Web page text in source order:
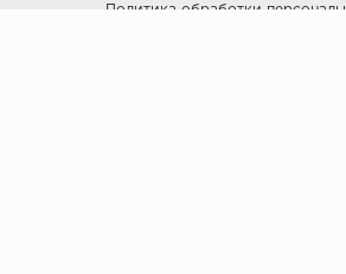
Политика обработки